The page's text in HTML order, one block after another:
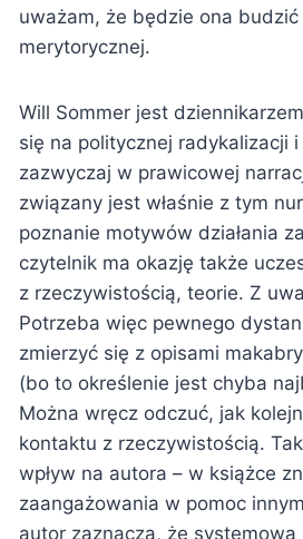
uważam, że będzie ona
merytorycznej.
Will Sommer jest
się na politycznej radykalizacji
zazwyczaj w prawicowej
związany jest właśnie z tym
poznanie motywów działania
czytelnik ma okazję także
z rzeczywistością, teorie. Z
Potrzeba więc pewnego
zmierzyć się z opisami
(bo to określenie jest chyba
Można wręcz odczuć, jak
kontaktu z rzeczywistością.
wpływ na autora – w książce
zaangażowania w pomoc
autor zaznacza, że